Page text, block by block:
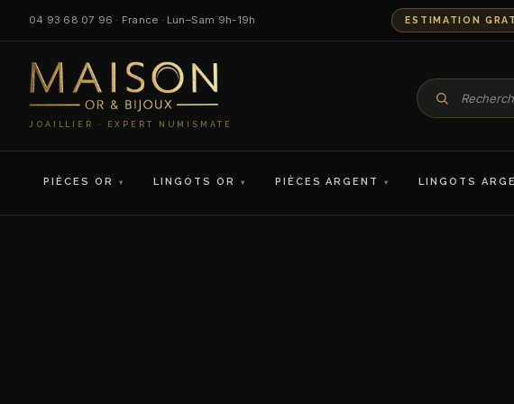
04 93 68 07 96 · France · Lun–Sam 9h-19h ESTIMATION
JOAILLIER · EXPERT NUMISMATE
PIÈCES OR LINGOTS OR PIÈCES ARGENT LINGOTS